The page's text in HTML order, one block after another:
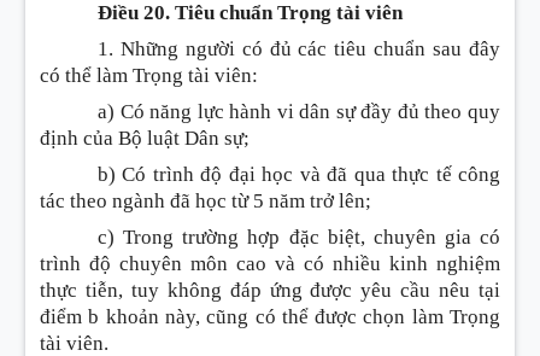
Điều 20. Tiêu chuẩn Trọng tài viên
1. Những người có đủ các tiêu chuẩn sau đây
có thể làm Trọng tài viên:
a) Có năng lực hành vi dân sự đầy đủ theo quy
định của Bộ luật Dân sự;
b) Có trình độ đại học và đã qua thực tế công
tác theo ngành đã học từ 5 năm trở lên;
c) Trong trường hợp đặc biệt, chuyên gia có
trình độ chuyên môn cao và có nhiều kinh nghiệm
thực tiễn, tuy không đáp ứng được yêu cầu nêu tại
điểm b khoản này, cũng có thể được chọn làm Trọng
tài viên.